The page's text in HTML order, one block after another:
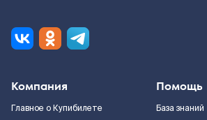
Компания
Главное о Купибилете
Помощь
База знаний